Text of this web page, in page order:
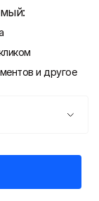
и другое